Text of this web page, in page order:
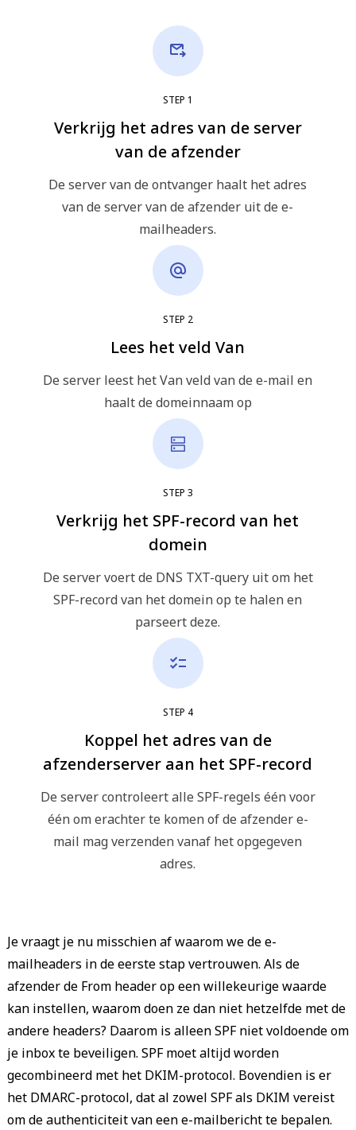
STEP 1
Verkrijg het adres van de server
van de afzender
De server van de ontvanger haalt het adres
van de server van de afzender uit de e-
mailheaders.
STEP 2
Lees het veld Van
De server leest het Van veld van de e-mail en
haalt de domeinnaam op
STEP 3
Verkrijg het SPF-record van het
domein
De server voert de DNS TXT-query uit om het
SPF-record van het domein op te halen en
parseert deze.
STEP 4
Koppel het adres van de
afzenderserver aan het SPF-record
De server controleert alle SPF-regels één voor
één om erachter te komen of de afzender e-
mail mag verzenden vanaf het opgegeven
adres.
Je vraagt je nu misschien af waarom we de e-
mailheaders in de eerste stap vertrouwen. Als de
afzender de From header op een willekeurige waarde
kan instellen, waarom doen ze dan niet hetzelfde met de
andere headers? Daarom is alleen SPF niet voldoende om
je inbox te beveiligen. SPF moet altijd worden
gecombineerd met het DKIM-protocol. Bovendien is er
het DMARC-protocol, dat al zowel SPF als DKIM vereist
om de authenticiteit van een e-mailbericht te bepalen.